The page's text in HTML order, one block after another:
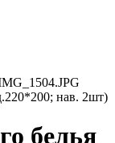
нав. 2шт)
белья